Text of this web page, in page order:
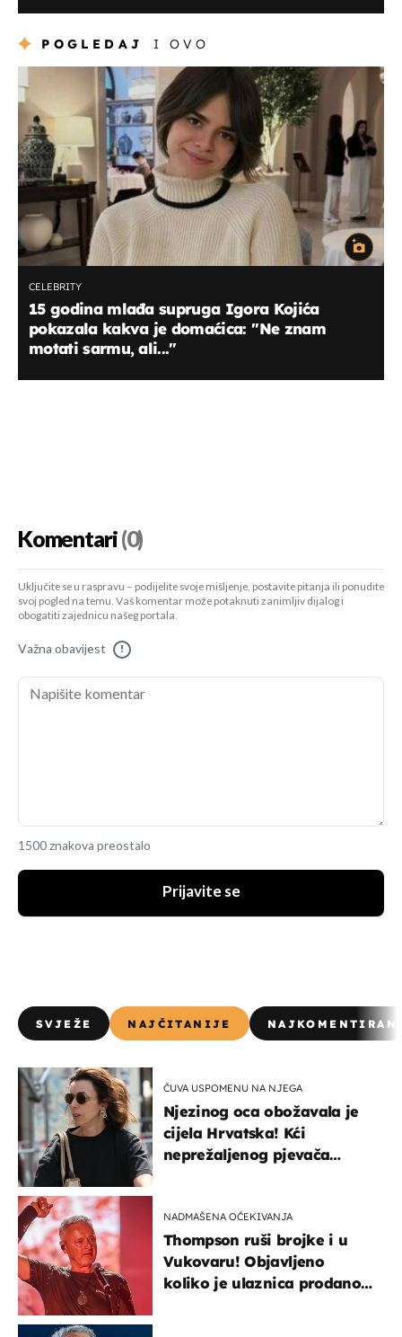
POGLEDAJ I OVO
CELEBRITY
15 godina mlađa supruga Igora Kojića
pokazala kakva je domaćica: ''Ne znam
motati sarmu, ali..."
Komentari(0)
Uključite se u raspravu – podijelite svoje mišljenje, postavite pitanja ili ponudite
svoj pogled na temu. Vaš komentar može potaknuti zanimljiv dijalog i
obogatiti zajednicu našeg portala.
Važna obavijest !
1500 znakova preostalo
Prijavite se
SVJEŽE NAJČITANIJE
ČUVA USPOMENU NA NJEGA
Njezinog oca obožavala je
cijela Hrvatska! Kći
neprežaljenog pjevača
NADMAŠENA OČEKIVANJA
Thompson ruši brojke i u
Vukovaru! Objavljeno
koliko je ulaznica prodano